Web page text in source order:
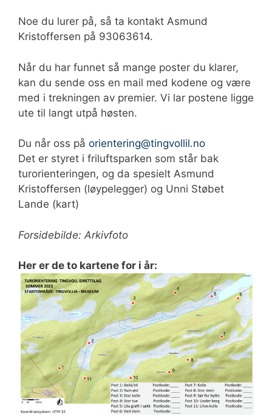
Noe du lurer på, så ta kontakt Asmund
Kristoffersen på 93063614.
Når du har funnet så mange poster du klarer,
kan du sende oss en mail med kodene og være
med i trekningen av premier. Vi lar postene ligge
ute til langt utpå høsten.
Du når oss på orientering@tingvollil.no
Det er styret i friluftsparken som står bak
turorienteringen, og da spesielt Asmund
Kristoffersen (løypelegger) og Unni Støbet
Lande (kart)
Forsidebilde: Arkivfoto
Her er de to kartene for i år: